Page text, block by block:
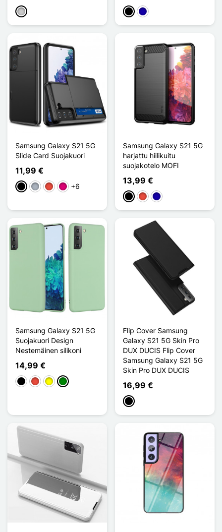
Transparent MustaBleu Foncé
Samsung Galaxy S21 5G
Slide Card Suojakuori
11,99 €
MustaHarmaaPunainen
Magenta
+6
Samsung Galaxy S21 5G
harjattu hiilikuitu
suojakotelo MOFI
13,99 €
MustaPunainenBleu Foncé
Samsung Galaxy S21 5G
Suojakuori Design
Nestemäinen silikoni
14,99 €
MustaPunainen
Keltainen
Vihreä
Flip Cover Samsung
Galaxy S21 5G Skin Pro
DUX DUCIS Flip Cover
Samsung Galaxy S21 5G
Skin Pro DUX DUCIS
16,99 €
Musta